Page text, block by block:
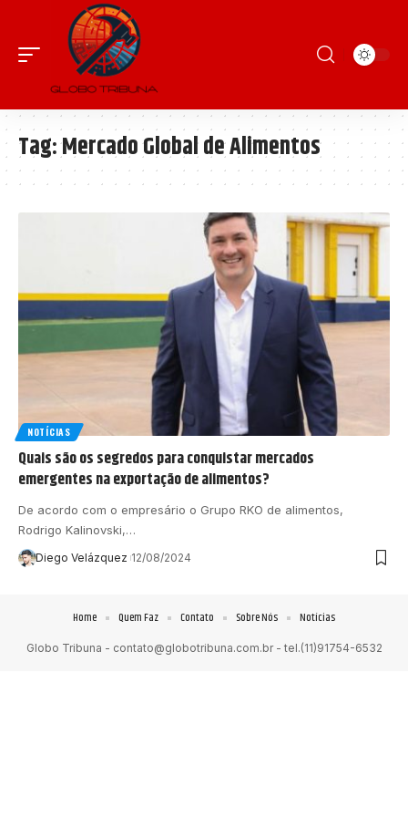
Tag:Mercado Global de Alimentos
NOTÍCIAS
Quais são os segredos para conquistar mercados
emergentes na exportação de alimentos?
De acordo com o empresário o Grupo RKO de alimentos,
Rodrigo Kalinovski,…
Diego Velázquez 12/08/2024
Globo Tribuna - contato@globotribuna.com.br- tel.(11)91754-6532
Home Quem Faz Contato Sobre Nós Notícias